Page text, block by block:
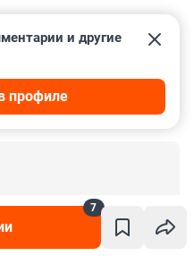
7
и другие
профиле
государства. 🙈
+3 –1